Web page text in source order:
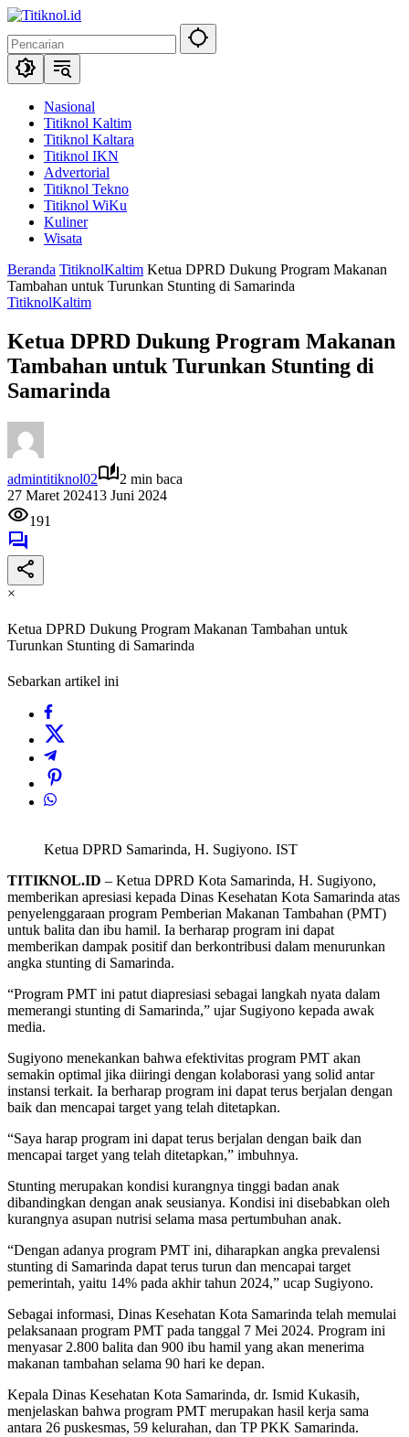
Langsung
konten
Nasional
Titiknol Kaltim
Titiknol Kaltara
Titiknol IKN
Advertorial
Titiknol Tekno
Titiknol WiKu
Kuliner
Wisata
Beranda TitiknolKaltim Ketua DPRD Dukung Program Makanan
Tambahan untuk Turunkan Stunting di Samarinda
TitiknolKaltim
Ketua DPRD Dukung Program Makanan
Tambahan untuk Turunkan Stunting di
Samarinda
admintitiknol02
2 min baca
27 Maret 202413 Juni 2024
191
×
Ketua DPRD Dukung Program Makanan Tambahan untuk
Turunkan Stunting di Samarinda
Sebarkan artikel ini
Ketua DPRD Samarinda, H. Sugiyono. IST
TITIKNOL.ID – Ketua DPRD Kota Samarinda, H. Sugiyono,
memberikan apresiasi kepada Dinas Kesehatan Kota Samarinda atas
penyelenggaraan program Pemberian Makanan Tambahan (PMT)
untuk balita dan ibu hamil. Ia berharap program ini dapat
memberikan dampak positif dan berkontribusi dalam menurunkan
angka stunting di Samarinda.
“Program PMT ini patut diapresiasi sebagai langkah nyata dalam
memerangi stunting di Samarinda,” ujar Sugiyono kepada awak
media.
Sugiyono menekankan bahwa efektivitas program PMT akan
semakin optimal jika diiringi dengan kolaborasi yang solid antar
instansi terkait. Ia berharap program ini dapat terus berjalan dengan
baik dan mencapai target yang telah ditetapkan.
“Saya harap program ini dapat terus berjalan dengan baik dan
mencapai target yang telah ditetapkan,” imbuhnya.
Stunting merupakan kondisi kurangnya tinggi badan anak
dibandingkan dengan anak seusianya. Kondisi ini disebabkan oleh
kurangnya asupan nutrisi selama masa pertumbuhan anak.
“Dengan adanya program PMT ini, diharapkan angka prevalensi
stunting di Samarinda dapat terus turun dan mencapai target
pemerintah, yaitu 14% pada akhir tahun 2024,” ucap Sugiyono.
Sebagai informasi, Dinas Kesehatan Kota Samarinda telah memulai
pelaksanaan program PMT pada tanggal 7 Mei 2024. Program ini
menyasar 2.800 balita dan 900 ibu hamil yang akan menerima
makanan tambahan selama 90 hari ke depan.
Kepala Dinas Kesehatan Kota Samarinda, dr. Ismid Kukasih,
menjelaskan bahwa program PMT merupakan hasil kerja sama
antara 26 puskesmas, 59 kelurahan, dan TP PKK Samarinda.